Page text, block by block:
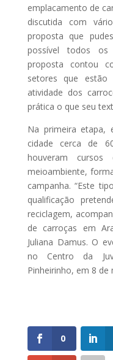
emplacamento de
discutida com
proposta que
possível todos os
proposta contou
setores que estão
atividade dos
prática o que seu
Na primeira etapa,
cidade cerca de
houveram
meioambiente,
campanha. “Este
qualificação
reciclagem,
de carroças em
Juliana Damus. O
no Centro da
Pinheirinho, em 8 de
0